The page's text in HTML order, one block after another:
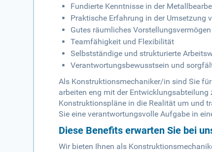
Fundierte Kenntnisse in der
Praktische Erfahrung in der Umsetzung
Gutes räumliches
Teamfähigkeit und Flexibilität
Selbstständige und strukturierte
Verantwortungsbewusstsein und
Als Konstruktionsmechaniker/in sind Sie
arbeiten eng mit der
Konstruktionspläne in die Realität um und
Sie eine verantwortungsvolle Aufgabe in
Diese Benefits erwarten Sie bei
Wir bieten Ihnen als